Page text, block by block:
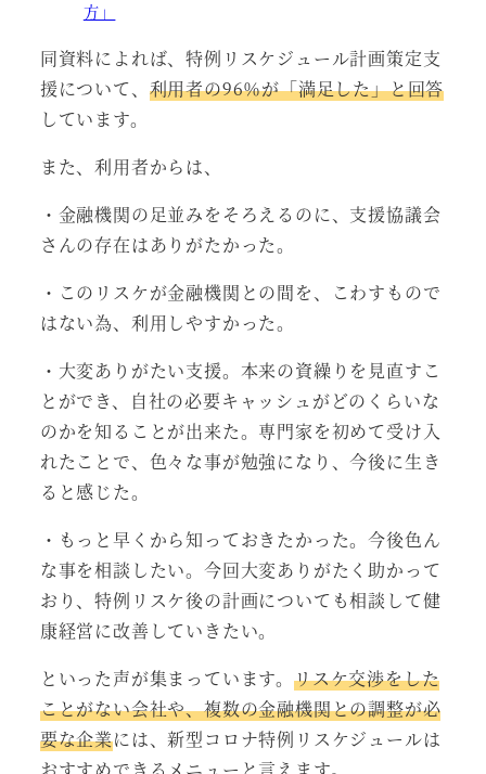
方」
同資料によれば、特例リスケジュール計画策定支
援について、 利用者の96％が「満足した」と回答
しています。
また、利用者からは、
・金融機関の足並みをそろえるのに、支援協議会
さんの存在はありがたかった。
・このリスケが金融機関との間を、こわすもので
はない為、利用しやすかった。
・大変ありがたい支援。本来の資繰りを見直すこ
とができ、自社の必要キャッシュがどのくらいな
のかを知ることが出来た。専門家を初めて受け入
れたことで、色々な事が勉強になり、今後に生き
ると感じた。
・もっと早くから知っておきたかった。今後色ん
な事を相談したい。今回大変ありがたく助かって
おり、特例リスケ後の計画についても相談して健
康経営に改善していきたい。
といった声が集まっています。 リスケ交渉をした
ことがない会社や、複数の金融機関との調整が必
要な企業には、新型コロナ特例リスケジュールは